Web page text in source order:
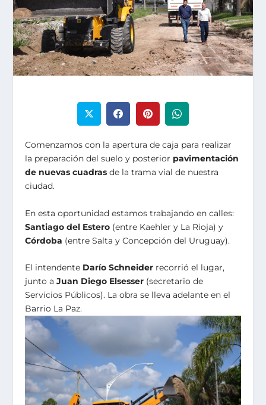
Comenzamos con la apertura de caja para realizar
la preparación del suelo y posterior pavimentación
de nuevas cuadras de la trama vial de nuestra
ciudad.
En esta oportunidad estamos trabajando en calles:
Santiago del Estero (entre Kaehler y La Rioja) y
Córdoba (entre Salta y Concepción del Uruguay).
El intendente Darío Schneider recorrió el lugar,
junto aJuan Diego Elsesser (secretario de
Servicios Públicos). La obra se lleva adelante en el
Barrio La Paz.